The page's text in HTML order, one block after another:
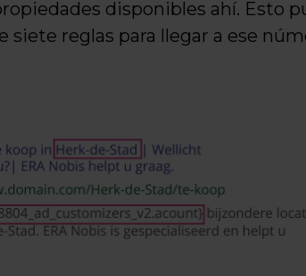
disponibles ahí. Esto
siete reglas para llegar a ese